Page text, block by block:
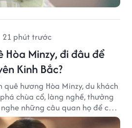
21 phút trước
Hòa Minzy, đi đâu để
Kinh Bắc?
quê hương Hòa Minzy, du khách
chùa cổ, làng nghề, thưởng
những câu quan họ để cảm
Kinh Bắc.